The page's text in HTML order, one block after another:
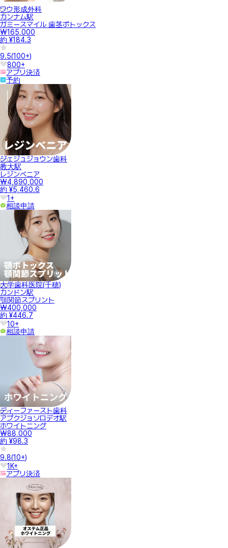
ワウ形成外科
カンナム駅
ガミースマイル 歯茎ボトックス
₩165,000
約 ¥184.3
9.5(100+)
800+
アプリ決済
予約
ジェジュジョウン歯科
教大駅
レジンベニア
₩4,890,000
約 ¥5,460.6
1+
相談申請
大学歯科医院(千穂)
カンドン駅
顎関節スプリント
₩400,000
約 ¥446.7
10+
相談申請
ディーファースト歯科
アプクジョソロデオ駅
ホワイトニング
₩88,000
約 ¥98.3
9.8(10+)
1K+
アプリ決済